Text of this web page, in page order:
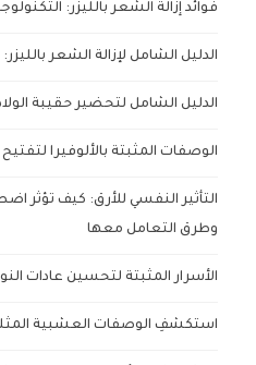
فوائد إزالة الشعر بالليزر:
الدليل الشامل لإزالة الشعر
الدليل الشامل لتحضير حقيبة
الوصفات المثبتة بالألوفيرا
التأثير النفسي للأرق: كيف تؤثر
وطرق التعامل معها
الأسرار المثبتة لتحسين عادات
استكشفِ الوصفات العشبية